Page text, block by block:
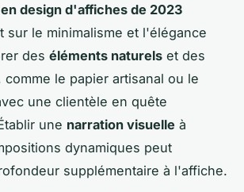
design d'affiches de 2023
sur le minimalisme et l'élégance
des éléments naturels et des
le papier artisanal ou le
une clientèle en quête
une narration visuelle à
dynamiques peut
supplémentaire à l'affiche.